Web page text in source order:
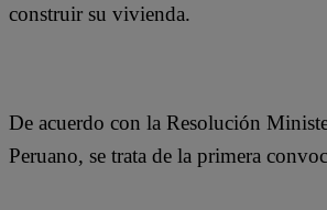
construir su vivienda.
De acuerdo con la Resolución
Peruano, se trata de la primera